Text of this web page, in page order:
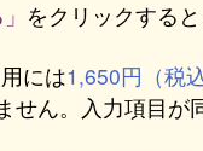
をクリックする
には1,650円（税
せん。入力項目